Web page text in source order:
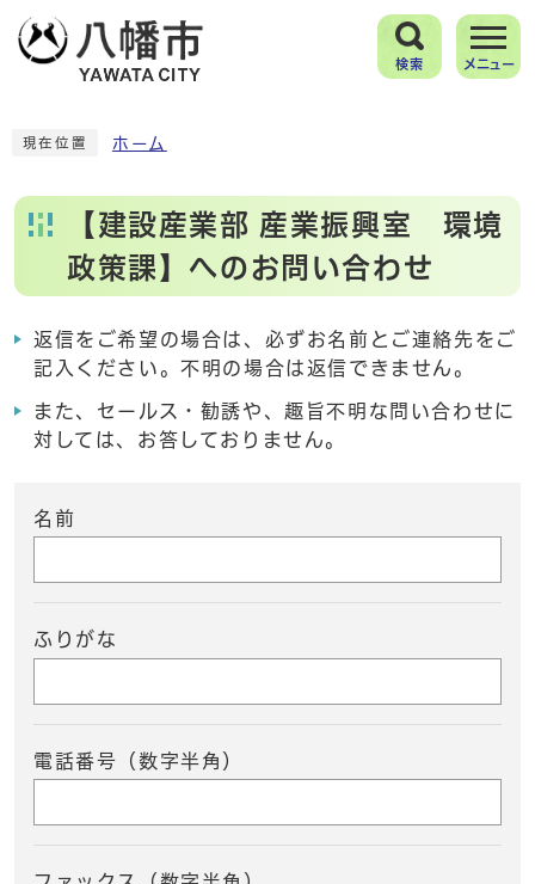
検索 メニュー
現在位置 ホーム
【建設産業部 産業振興室 環境
政策課】へのお問い合わせ
返信をご希望の場合は、必ずお名前とご連絡先をご
記入ください。不明の場合は返信できません。
また、セールス・勧誘や、趣旨不明な問い合わせに
対しては、お答しておりません。
名前
ふりがな
電話番号（数字半角）